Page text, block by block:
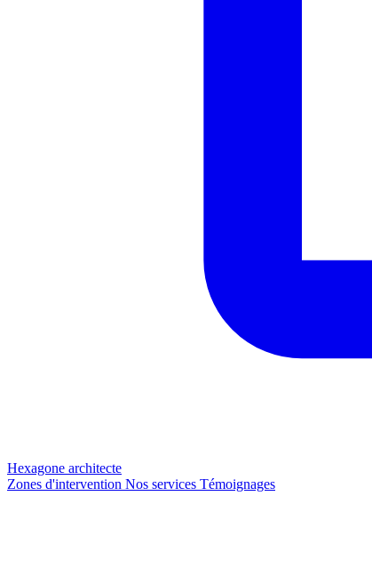
Hexagone architecte
Zones d'intervention Nos services Témoignages